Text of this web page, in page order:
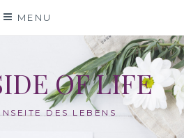
MENU
OF LIFE
DES LEBENS